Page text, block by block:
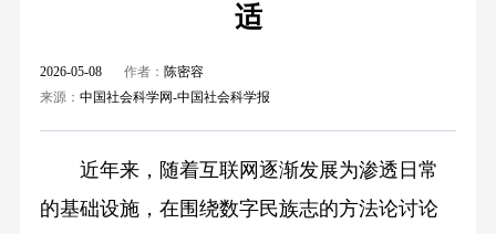
适
2026-05-08 作者： 陈密容
来源： 中国社会科学网-中国社会科学报
近年来，随着互联网逐渐发展为渗透日常
的基础设施，在围绕数字民族志的方法论讨论